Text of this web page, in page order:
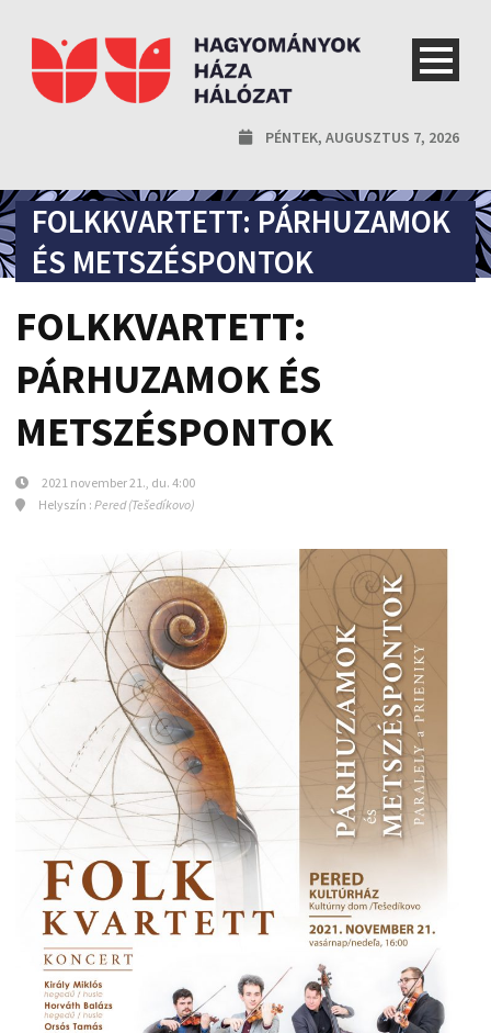
PÉNTEK, AUGUSZTUS 7, 2026
FOLKKVARTETT: PÁRHUZAMOK
ÉS METSZÉSPONTOK
FOLKKVARTETT:
PÁRHUZAMOK ÉS
METSZÉSPONTOK
2021 november 21., du. 4:00
Helyszín : Pered (Tešedíkovo)